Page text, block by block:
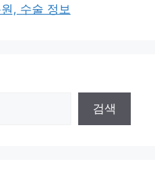
, 수술 정보
검색